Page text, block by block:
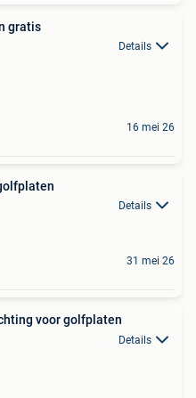
gratis
Details
16 mei 26
Details
31 mei 26
voor golfplaten
Details